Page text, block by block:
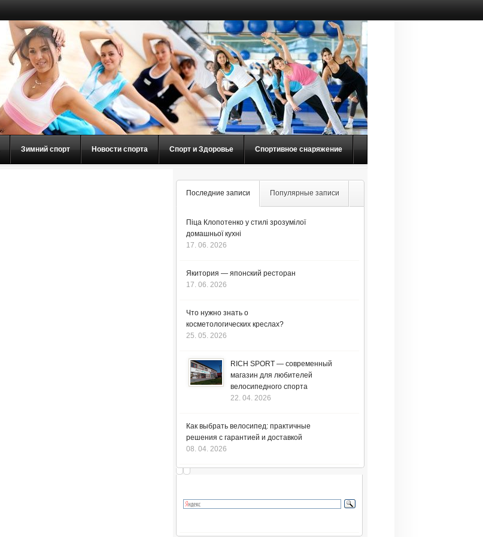
Зимний спорт Новости спорта Спорт и Здоровье Спортивное снаряжение
Последние записи Популярные записи
Піца Клопотенко у стилі зрозумілої
домашньої кухні
17. 06. 2026
Якитория — японский ресторан
17. 06. 2026
Что нужно знать о
косметологических креслах?
25. 05. 2026
RICH SPORT — современный
магазин для любителей
велосипедного спорта
22. 04. 2026
Как выбрать велосипед: практичные
решения с гарантией и доставкой
08. 04. 2026